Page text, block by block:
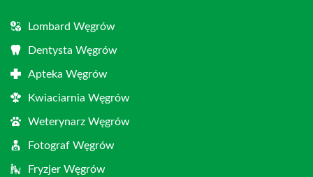
Lombard Węgrów
Dentysta Węgrów
Apteka Węgrów
Kwiaciarnia Węgrów
Weterynarz Węgrów
Fotograf Węgrów
Fryzjer Węgrów